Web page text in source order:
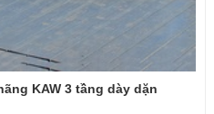
hay cái nắng gay gắt làm ảnh
sắm ngay Ô 24 nan gấp gọn
tin xuống phố!
KAW 3 tầng dày dặn